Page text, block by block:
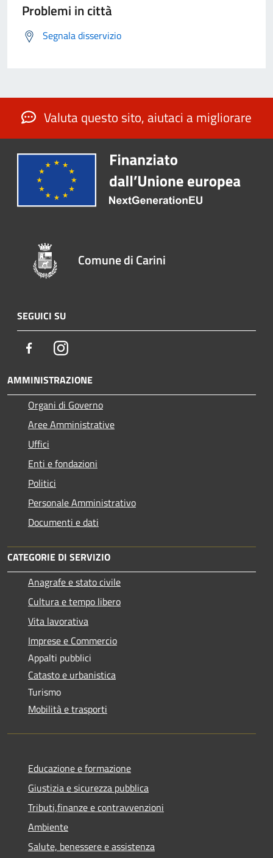
Problemi in città
Segnala disservizio
Valuta questo sito, aiutaci a migliorare
Comune di Carini
SEGUICI SU
FacebookInstagram
AMMINISTRAZIONE
Organi di Governo
Aree Amministrative
Uffici
Enti e fondazioni
Politici
Personale Amministrativo
Documenti e dati
CATEGORIE DI SERVIZIO
Anagrafe e stato civile
Cultura e tempo libero
Vita lavorativa
Imprese e Commercio
Appalti pubblici
Catasto e urbanistica
Turismo
Mobilità e trasporti
Educazione e formazione
Giustizia e sicurezza pubblica
Tributi,finanze e contravvenzioni
Ambiente
Salute, benessere e assistenza